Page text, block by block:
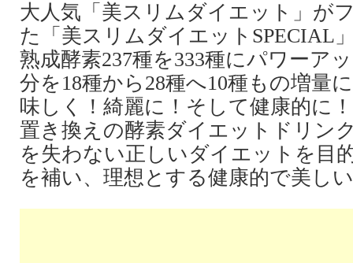
大人気「美スリムダイエット」が
た「美スリムダイエットSPECIAL
熟成酵素237種を333種にパワーア
分を18種から28種へ10種もの増量
味しく！綺麗に！そして健康的に
置き換えの酵素ダイエットドリン
を失わない正しいダイエットを目
を補い、理想とする健康的で美し